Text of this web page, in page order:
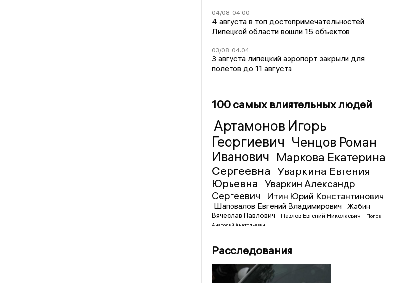
04/08 04:00
4 августа в топ достопримечательностей
Липецкой области вошли 15 объектов
03/08 04:04
3 августа липецкий аэропорт закрыли для
полетов до 11 августа
100 самых влиятельных людей
Артамонов Игорь
Георгиевич Ченцов Роман
Иванович Маркова Екатерина
Сергеевна Уваркина Евгения
Юрьевна
Уваркин Александр
Сергеевич
Итин Юрий Константинович
Шаповалов Евгений Владимирович
Жабин
Вячеслав Павлович
Павлов Евгений Николаевич
Попов
Анатолий Анатольевич
Расследования